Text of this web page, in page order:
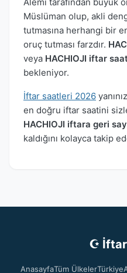
Müslüman olup, akli
tutmasına herhangi bir
oruç tutması farzdır.
veya HACHIOJI iftar
bekleniyor.
İftar saatleri 2026
en doğru iftar saatini
HACHIOJI iftara geri
kaldığını kolayca takip
☪
AnasayfaTüm ÜlkelerTürkiye